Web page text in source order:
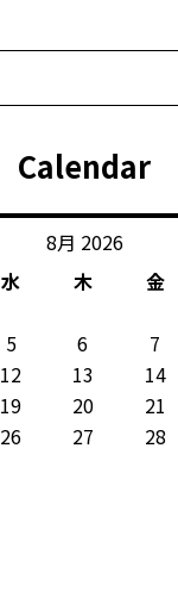
Calendar
8月 2026
水 木 金
5 6 7
12 13 14
19 20 21
26 27 28